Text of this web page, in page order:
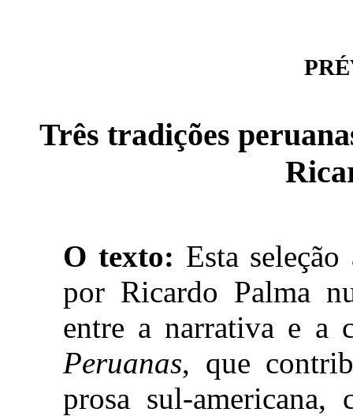
Três tradições
O texto: Esta
por Ricardo Palma
entre a narrativa e a
Peruanas, que
prosa sul-